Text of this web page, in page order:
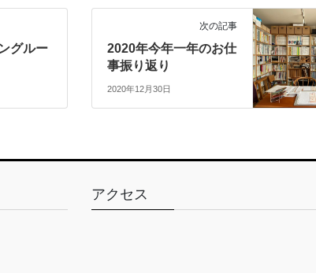
グルー
次の記事
2020年今年一年のお仕
事振り返り
2020年12月30日
アクセス